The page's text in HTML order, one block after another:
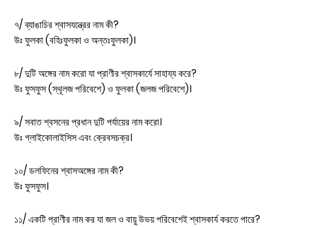
৭/ ব্যাঙাচির শ্বাসযন্ত্রের নাম কী?
উঃ ফুলকা (বহিঃফুলকা ও অন্তঃফুলকা)।
৮/ দুটি অঙ্গের নাম করো যা প্রাণীর শ্বাসকার্যে সাহায্য করে?
উঃ ফুসফুস (স্থূলজ পরিবেশে) ও ফুলকা (জলজ পরিবেশে)।
৯/ সবাত শ্বসনের প্রধান দুটি পর্যায়ের নাম করো।
উঃ গ্লাইকোলাইসিস এবং ক্রেবসচক্র।
১০/ ডলফিনের শ্বাসঅঙ্গের নাম কী?
উঃ ফুসফুস।
১১/ একটি প্রাণীর নাম কর যা জল ও বায়ু উভয় পরিবেশেই শ্বাসকার্য করতে পারে?